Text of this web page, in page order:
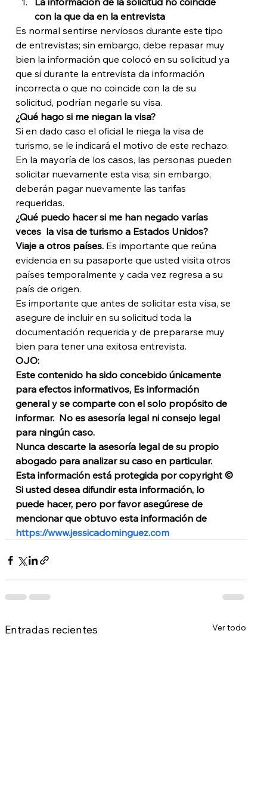
con la que da en la entrevista
Es normal sentirse nerviosos durante este tipo
de entrevistas; sin embargo, debe repasar muy
bien la información que colocó en su solicitud ya
que si durante la entrevista da información
incorrecta o que no coincide con la de su
solicitud, podrían negarle su visa.
¿Qué hago si me niegan la visa?
Si en dado caso el oficial le niega la visa de
turismo, se le indicará el motivo de este rechazo.
En la mayoría de los casos, las personas pueden
solicitar nuevamente esta visa; sin embargo,
deberán pagar nuevamente las tarifas
requeridas.
¿Qué puedo hacer si me han negado varías
veces  la visa de turismo a Estados Unidos?
Viaje a otros países. Es importante que reúna
evidencia en su pasaporte que usted visita otros
países temporalmente y cada vez regresa a su
país de origen.
Es importante que antes de solicitar esta visa, se
asegure de incluir en su solicitud toda la
documentación requerida y de prepararse muy
bien para tener una exitosa entrevista.
OJO:
Este contenido ha sido concebido únicamente
para efectos informativos, Es información
general y se comparte con el solo propósito de
informar.  No es asesoría legal ni consejo legal
para ningún caso.
Nunca descarte la asesoría legal de su propio
abogado para analizar su caso en particular.
Esta información está protegida por copyright ©
Si usted desea difundir esta información, lo
puede hacer, pero por favor asegúrese de
mencionar que obtuvo esta información de
https://www.jessicadominguez.com
Entradas recientes Ver todo